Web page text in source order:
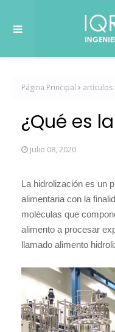
Página Principal artículos
¿Qué es
julio 08, 2020
La hidrolización es un
alimentaria con la
moléculas que
alimento a procesar
llamado alimento